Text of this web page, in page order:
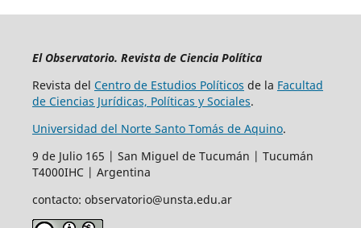
El Observatorio. Revista de Ciencia Política
Revista del Centro de Estudios Políticos de la Facultad
de Ciencias Jurídicas, Políticas y Sociales.
Universidad del Norte Santo Tomás de Aquino.
9 de Julio 165 | San Miguel de Tucumán | Tucumán
T4000IHC | Argentina
contacto: observatorio@unsta.edu.ar